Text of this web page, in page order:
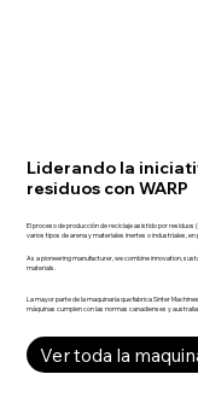
Liderando la
residuos con WARP
El proceso de producción de reciclaje asistido por
varios tipos de arena y materiales inertes o industriales,
As a pioneering manufacturer, we combine innovation,
materials.
La mayor parte de la maquinaria que fabrica Sinter
máquinas cumplen con las normas canadienses y
Ver toda la